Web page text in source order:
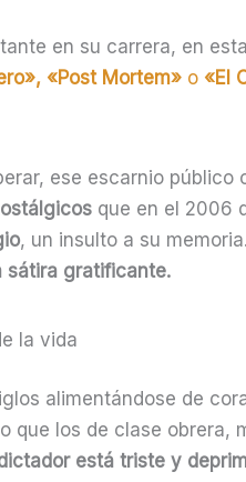
en su carrera, en
«Post Mortem»o «El
ese escarnio
que en el 2006
, un insulto a su
sátira gratificante.
la vida
alimentándose de
que los de clase
está triste y